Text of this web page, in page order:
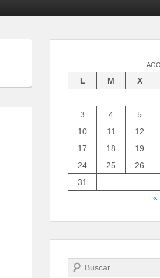
L M X
3
4 5
10
11 12
17
18 19
24
25 26
31
«
Buscar